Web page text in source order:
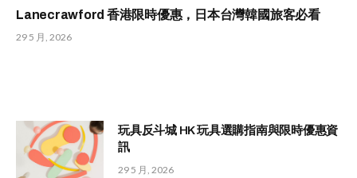
Lanecrawford 香港限時優惠，日本台灣韓國旅客必看
29 5 月, 2026
玩具反斗城 HK 玩具選購指南與限時優惠資
訊
29 5 月, 2026